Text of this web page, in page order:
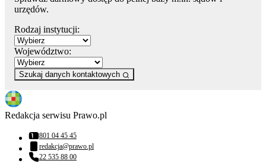
urzędów.
Rodzaj instytucji:
Województwo:
Szukaj danych kontaktowych
Redakcja serwisu Prawo.pl
Numer telefonu:
801 04 45 45
Adres email:
redakcja@prawo.pl
Numer telefonu:
22 535 88 00